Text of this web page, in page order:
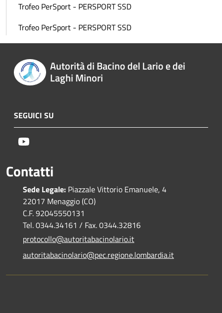
Trofeo PerSport - PERSPORT SSD
Trofeo PerSport - PERSPORT SSD
Autorità di Bacino del Lario e dei
Laghi Minori
SEGUICI SU
Contatti
Sede Legale: Piazzale Vittorio Emanuele, 4
22017 Menaggio (CO)
C.F. 92045550131
Tel. 0344.34161 / Fax. 0344.32816
protocollo@autoritabacinolario.it
autoritabacinolario@pec.regione.lombardia.it